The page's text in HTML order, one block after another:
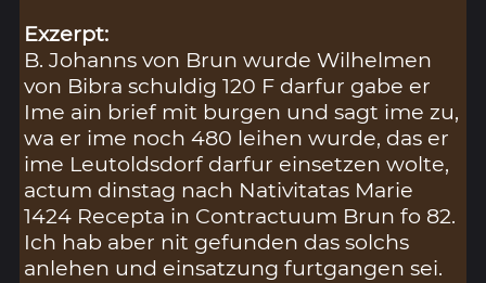
Exzerpt:
B. Johanns von Brun wurde Wilhelmen
von Bibra schuldig 120 F darfur gabe er
Ime ain brief mit burgen und sagt ime zu,
wa er ime noch 480 leihen wurde, das er
ime Leutoldsdorf darfur einsetzen wolte,
actum dinstag nach Nativitatas Marie
1424 Recepta in Contractuum Brun fo 82.
Ich hab aber nit gefunden das solchs
anlehen und einsatzung furtgangen sei.